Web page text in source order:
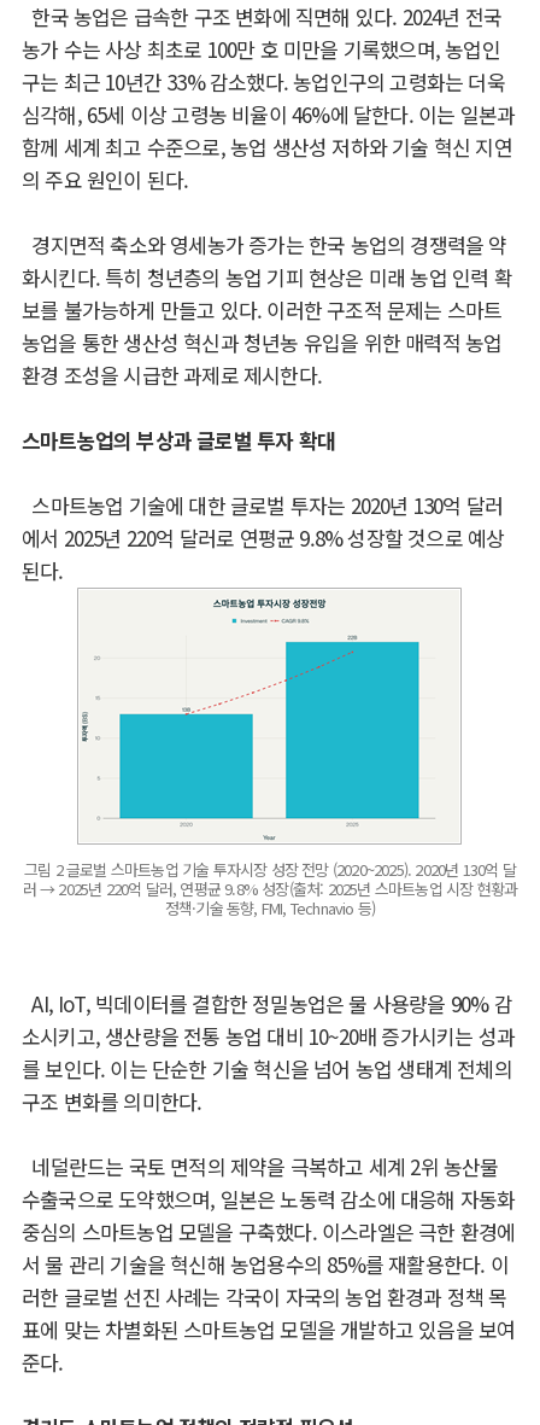
한국 농업은 급속한 구조 변화에 직면해 있다. 2024년 전국
농가 수는 사상 최초로 100만 호 미만을 기록했으며,농업인
구는 최근 10년간 33%감소했다.농업인구의 고령화는 더욱
심각해, 65세 이상 고령농 비율이46%에 달한다. 이는 일본과
함께 세계 최고 수준으로,농업 생산성 저하와 기술 혁신 지연
의 주요 원인이 된다.
경지면적 축소와 영세농가 증가는 한국 농업의 경쟁력을 약
화시킨다. 특히 청년층의 농업 기피 현상은 미래 농업 인력 확
보를 불가능하게 만들고 있다. 이러한 구조적 문제는 스마트
농업을 통한 생산성 혁신과 청년농 유입을 위한 매력적 농업
환경 조성을 시급한 과제로 제시한다.
스마트농업의 부상과 글로벌 투자 확대
스마트농업 기술에 대한 글로벌 투자는 2020년 130억 달러
에서 2025년 220억 달러로 연평균 9.8%성장할 것으로 예상
된다.
그림 2 글로벌 스마트농업 기술 투자시장 성장 전망 (2020~2025). 2020년 130억 달
러 → 2025년 220억 달러, 연평균 9.8% 성장(출처: 2025년 스마트농업 시장 현황과
정책·기술 동향, FMI, Technavio 등)
AI, IoT, 빅데이터를 결합한 정밀농업은 물 사용량을 90% 감
소시키고, 생산량을 전통 농업 대비 10~20배 증가시키는 성과
를 보인다. 이는 단순한 기술 혁신을 넘어 농업 생태계 전체의
구조 변화를 의미한다.
네덜란드는 국토 면적의 제약을 극복하고 세계 2위 농산물
수출국으로 도약했으며, 일본은노동력 감소에 대응해 자동화
중심의 스마트농업 모델을 구축했다. 이스라엘은 극한 환경에
서 물 관리 기술을 혁신해 농업용수의 85%를 재활용한다. 이
러한 글로벌 선진 사례는 각국이 자국의 농업 환경과 정책 목
표에 맞는 차별화된 스마트농업 모델을 개발하고 있음을 보여
준다.